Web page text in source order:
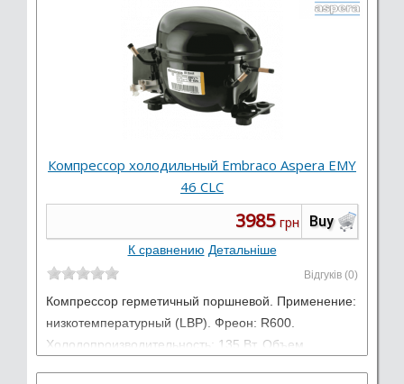
Embraco Aspera
Тип: Низкотемпературные LBP
Работает на: R600
Компрессор холодильный Embraco Aspera EMY
46 CLC
Buy
3985 грн
К сравнению Детальніше
Відгуків (0)
Компрессор герметичный поршневой. Применение:
низкотемпературный (LBP). Фреон: R600.
Холодопроизводительность: 135 Вт. Объем